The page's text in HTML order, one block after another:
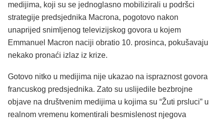
medijima, koji su se jednoglasno mobilizirali u podršci
strategije predsjednika Macrona, pogotovo nakon
unaprijed snimljenog televizijskog govora u kojem
Emmanuel Macron naciji obratio 10. prosinca, pokušavaju
nekako pronaći izlaz iz krize.
Gotovo nitko u medijima nije ukazao na ispraznost govora
francuskog predsjednika. Zato su uslijedile bezbrojne
objave na društvenim medijima u kojima su “Žuti prsluci” u
realnom vremenu komentirali besmislenost njegova